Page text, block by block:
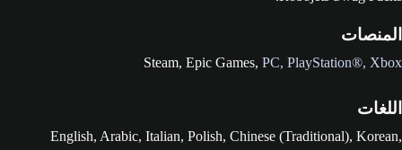
المنصات
Steam, Epic Games, PC, PlayStation®‎, Xbox
اللغات
English, Arabic, Italian, Polish, Chinese (Traditional), Korean,